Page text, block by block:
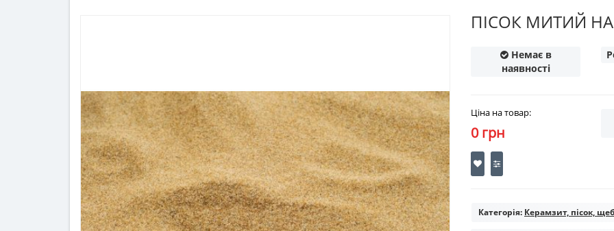
ПІСОК МИТИЙ
Немає в
наявності
Ціна на товар:
0 грн
Категорія: Керамзит, пісок,